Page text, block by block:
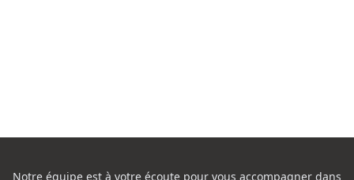
Notre équipe est à votre écoute pour vous accompagner dans